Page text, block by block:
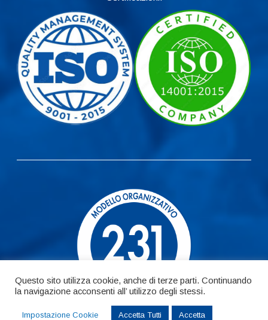
Questo sito utilizza cookie, anche di terze parti. Continuando
la navigazione acconsenti all’ utilizzo degli stessi.
Impostazione Cookie Accetta Tutti Accetta